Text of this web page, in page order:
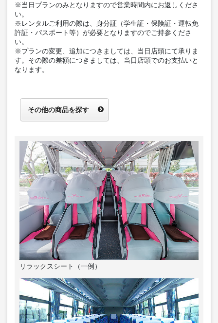
※当日プランのみとなりますので営業時間内にお返しくださ
い。
※レンタルご利用の際は、身分証（学生証・保険証・運転免
許証・パスポート等）が必要となりますのでご持参くださ
い。
※プランの変更、追加につきましては、当日店頭にて承りま
す。その際の差額につきましては、当日店頭でのお支払いと
なります。
その他の商品を探す
リラックスシート（一例）